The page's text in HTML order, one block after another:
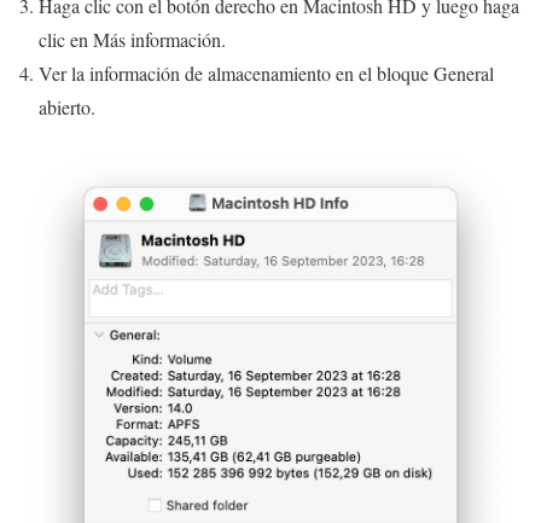
Haga clic con el botón derecho en Macintosh HD y luego haga
clic en Más información.
Ver la información de almacenamiento en el bloque General
abierto.